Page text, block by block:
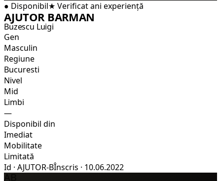
● Disponibil★ Verificatani experiență
AJUTOR BARMAN
Buzescu Luigi
Gen
Masculin
Regiune
Bucuresti
Nivel
Mid
Limbi
—
Disponibil din
Imediat
Mobilitate
Limitată
Id · AJUTOR-BÎnscris · 10.06.2022